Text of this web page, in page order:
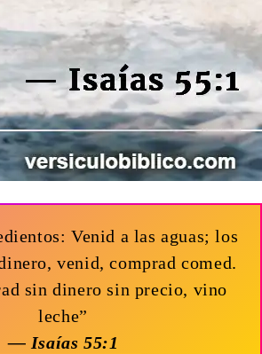
Venid a las aguas; los
venid, comprad comed.
sin dinero sin precio, vino
leche”
— Isaías 55:1